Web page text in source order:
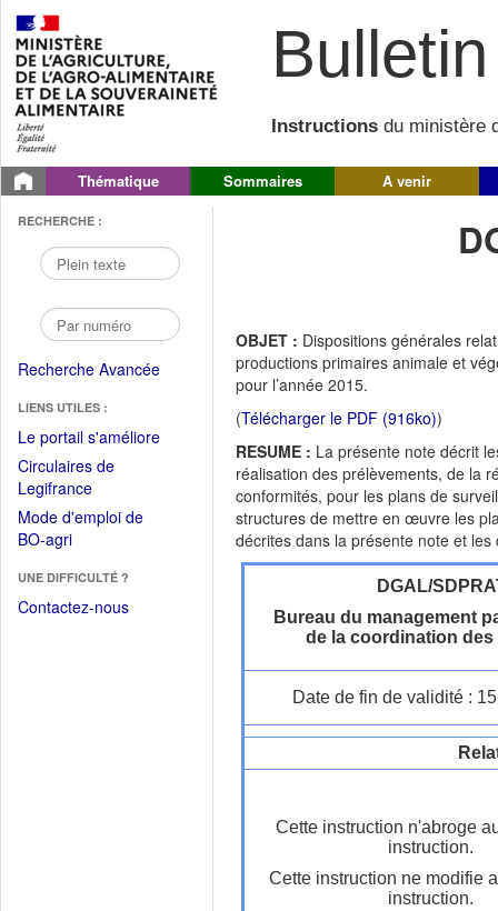
Instructions du ministère
Thématique Sommaires A venir
RECHERCHE :
Recherche Avancée
LIENS UTILES :
Le portail s'améliore(Fichier
Circulaires de
Legifrance(Ouvrir
dans
une
fenêtre)
Mode d'emploi de
BO-agri(Ouvrir
une
nouvelle
UNE DIFFICULTÉ ?
Contactez-nous
OBJET : Dispositions générales
productions primaires animale et
pour l’année 2015.
(Télécharger le PDF (916ko))
RESUME : La présente note décrit
réalisation des prélèvements, de la
conformités, pour les plans de
structures de mettre en œuvre les
décrites dans la présente note et
DGAL/
Bureau du management
de la coordination
Date de fin de validité :
Cette instruction n'abroge
instruction.
Cette instruction ne modifie
instruction.